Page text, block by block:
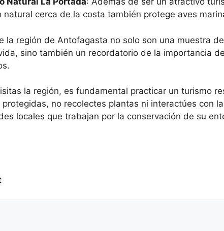
natural cerca de la costa también protege aves
la región de Antofagasta no solo son una muestra
sino también un recordatorio de la importancia
la región, es fundamental practicar un turismo
protegidas, no recolectes plantas ni interactúes con
locales que trabajan por la conservación de su